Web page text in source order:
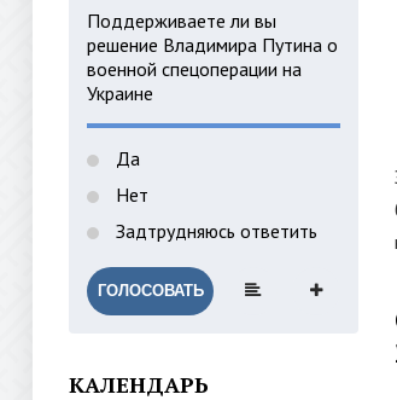
Поддерживаете ли вы
решение Владимира Путина о
военной спецоперации на
Украине
Да
Нет
Задтрудняюсь ответить
ГОЛОСОВАТЬ
КАЛЕНДАРЬ